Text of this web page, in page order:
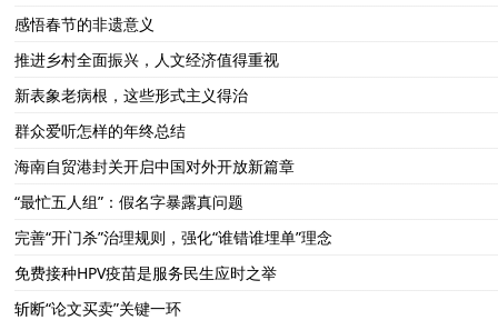
感悟春节的非遗意义
推进乡村全面振兴，人文经济值得重视
新表象老病根，这些形式主义得治
群众爱听怎样的年终总结
海南自贸港封关开启中国对外开放新篇章
“最忙五人组”：假名字暴露真问题
完善“开门杀”治理规则，强化“谁错谁埋单”理念
免费接种HPV疫苗是服务民生应时之举
斩断“论文买卖”关键一环